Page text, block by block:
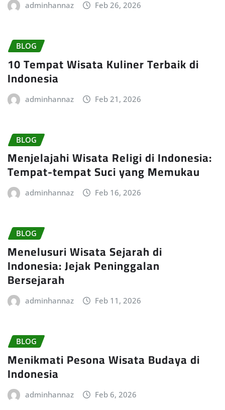
adminhannaz Feb 26, 2026
BLOG
10 Tempat Wisata Kuliner Terbaik di
Indonesia
adminhannaz Feb 21, 2026
BLOG
Menjelajahi Wisata Religi di Indonesia:
Tempat-tempat Suci yang Memukau
adminhannaz Feb 16, 2026
BLOG
Menelusuri Wisata Sejarah di
Indonesia: Jejak Peninggalan
Bersejarah
adminhannaz Feb 11, 2026
BLOG
Menikmati Pesona Wisata Budaya di
Indonesia
adminhannaz Feb 6, 2026